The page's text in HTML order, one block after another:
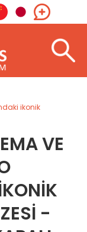
ikonik
VE
-